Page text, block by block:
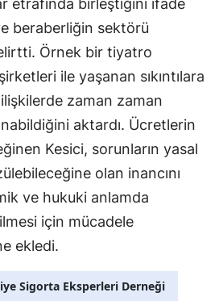
beraberliğin sektörü
Örnek bir tiyatro
ile yaşanan sıkıntılara
zaman zaman
aktardı. Ücretlerin
Kesici, sorunların yasal
olan inancını
ve hukuki anlamda
için mücadele
ekledi.
Sigorta Eksperleri Derneği